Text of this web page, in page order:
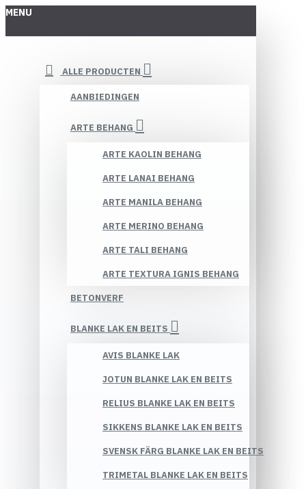
MENU
ALLE PRODUCTEN
AANBIEDINGEN
ARTE BEHANG
ARTE KAOLIN BEHANG
ARTE LANAI BEHANG
ARTE MANILA BEHANG
ARTE MERINO BEHANG
ARTE TALI BEHANG
ARTE TEXTURA IGNIS BEHANG
BETONVERF
BLANKE LAK EN BEITS
AVIS BLANKE LAK
JOTUN BLANKE LAK EN BEITS
RELIUS BLANKE LAK EN BEITS
SIKKENS BLANKE LAK EN BEITS
SVENSK FÄRG BLANKE LAK EN BEITS
TRIMETAL BLANKE LAK EN BEITS